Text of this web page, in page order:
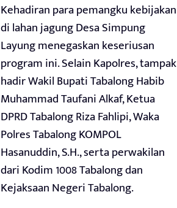
Kehadiran para pemangku kebijakan
di lahan jagung Desa Simpung
Layung menegaskan keseriusan
program ini. Selain Kapolres, tampak
hadir Wakil Bupati Tabalong Habib
Muhammad Taufani Alkaf, Ketua
DPRD Tabalong Riza Fahlipi, Waka
Polres Tabalong KOMPOL
Hasanuddin, S.H., serta perwakilan
dari Kodim 1008 Tabalong dan
Kejaksaan Negeri Tabalong.